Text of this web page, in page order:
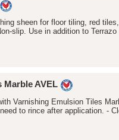
sheen for floor tiling, red
slip. Use in addition to Terrazo
Marble AVEL
Varnishing Emulsion Tiles
to rince after application. -